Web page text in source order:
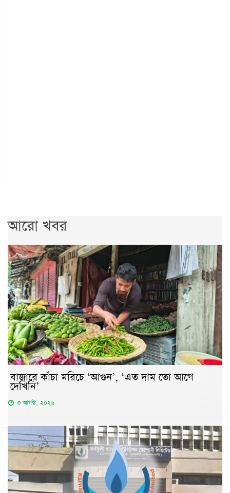
আরো খবর
বাজারে কাঁচা মরিচে ‘আগুন’, ‘এত দাম তো আগে
দেখিনি’
৩ আগস্ট, ২০২৬